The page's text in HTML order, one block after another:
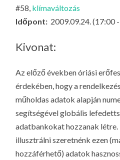
#58, klímaváltozás
Időpont: 2009.09.24. (17:00 -
Kivonat:
Az előző években óriási
érdekében, hogy a
műholdas adatok alapján
segítségével globális
adatbankokat hozzanak
illusztrálni szeretnénk ezen
hozzáférhető) adatok